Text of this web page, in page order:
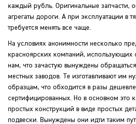
каждый рубль. Оригинальные запчасти,
агрегаты дороги. А при эксплуатации в
требуется менять все чаще.
На условиях анонимности несколько
красноярских компаний, использующих
нам, что зачастую вынуждены
местных заводов. Те изготавливают им
образцам, что обходится в разы
сертифицированных. Но в основном это
простых конструкций в виде простых
подвески. Вынуждены они идти таким